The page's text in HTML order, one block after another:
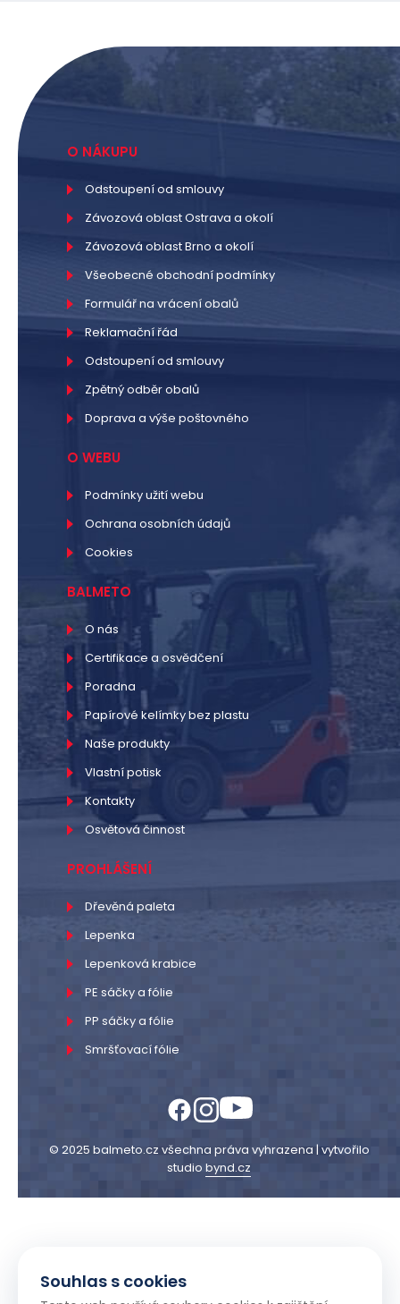
Souhlas s cookies
O NÁKUPU
Odstoupení od smlouvy
Závozová oblast Ostrava a okolí
Závozová oblast Brno a okolí
Všeobecné obchodní podmínky
Formulář na vrácení obalů
Reklamační řád
Odstoupení od smlouvy
Zpětný odběr obalů
Doprava a výše poštovného
O WEBU
Podmínky užití webu
Ochrana osobních údajů
Cookies
BALMETO
O nás
Certifikace a osvědčení
Poradna
Papírové kelímky bez plastu
Naše produkty
Vlastní potisk
Kontakty
Osvětová činnost
PROHLÁŠENÍ
Dřevěná paleta
Lepenka
Lepenková krabice
PE sáčky a fólie
PP sáčky a fólie
Smršťovací fólie
© 2025 balmeto.cz všechna práva vyhrazena | vytvořilo
studio bynd.cz